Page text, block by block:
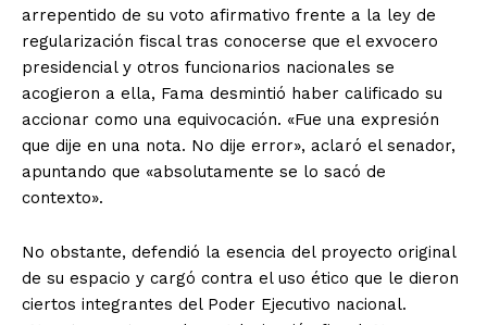
arrepentido de su voto afirmativo frente a la ley de
regularización fiscal tras conocerse que el exvocero
presidencial y otros funcionarios nacionales se
acogieron a ella, Fama desmintió haber calificado su
accionar como una equivocación. «Fue una expresión
que dije en una nota. No dije error», aclaró el senador,
apuntando que «absolutamente se lo sacó de
contexto».
No obstante, defendió la esencia del proyecto original
de su espacio y cargó contra el uso ético que le dieron
ciertos integrantes del Poder Ejecutivo nacional.